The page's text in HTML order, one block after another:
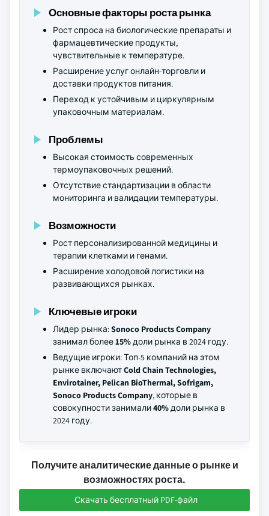
Основные факторы роста рынка
Рост спроса на биологические препараты и
фармацевтические продукты,
чувствительные к температуре.
Расширение услуг онлайн-торговли и
доставки продуктов питания.
Переход к устойчивым и циркулярным
упаковочным материалам.
Проблемы
Высокая стоимость современных
термоупаковочных решений.
Отсутствие стандартизации в области
мониторинга и валидации температуры.
Возможности
Рост персонализированной медицины и
терапии клетками и генами.
Расширение холодовой логистики на
развивающихся рынках.
Ключевые игроки
Лидер рынка:Sonoco Products Company
занимал более15%доли рынка в 2024 году.
Ведущие игроки: Топ-5 компаний на этом
рынке включаютCold Chain Technologies,
Envirotainer, Pelican BioThermal, Sofrigam,
Sonoco Products Company, которые в
совокупности занимали40%доли рынка в
2024 году.
Получите аналитические данные о рынке и
возможностях роста.
Скачать бесплатный PDF-файл